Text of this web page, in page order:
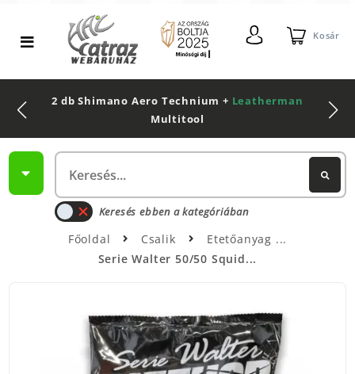
Kosár
2 db Shimano Aero Technium + Leatherman
Multitool
Keresés ebben a kategóriában
Főoldal Csalik
Etetőanyag
Serie Walter 50/50 Squid...